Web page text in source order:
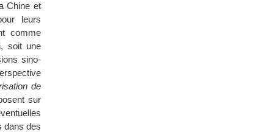
Chine et
leurs
comme
soit une
sino-
de
sur
dans des